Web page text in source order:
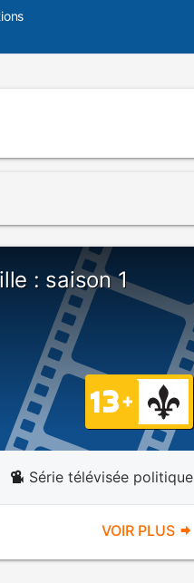
: saison 1
Série télévisée politique
VOIR PLUS